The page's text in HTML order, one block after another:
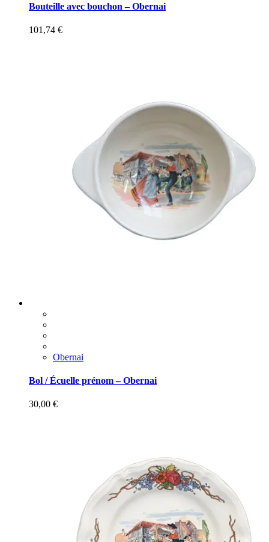
Bouteille avec bouchon – Obernai
101,74 €
Obernai
Bol / Écuelle prénom – Obernai
30,00 €